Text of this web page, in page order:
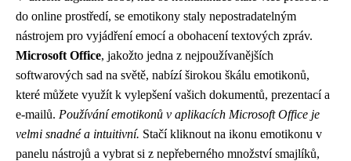
do online prostředí, se emotikony staly nepostradatelným
nástrojem pro vyjádření emocí a obohacení textových zpráv.
Microsoft Office, jakožto jedna z nejpoužívanějších
softwarových sad na světě, nabízí širokou škálu emotikonů,
které můžete využít k vylepšení vašich dokumentů, prezentací a
e-mailů. Používání emotikonů v aplikacích Microsoft Office je
velmi snadné a intuitivní. Stačí kliknout na ikonu emotikonu v
panelu nástrojů a vybrat si z nepřeberného množství smajlíků,